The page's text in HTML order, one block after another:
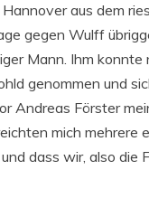
aus dem
gegen Wulff
Mann. Ihm
genommen und
Andreas Förster
mich
dass wir, also die